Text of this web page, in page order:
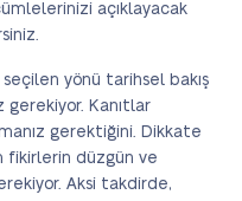
açıklayacak
seçilen yönü tarihsel bakış
gerekiyor. Kanıtlar
gerektiğini. Dikkate
fikirlerin düzgün ve
Aksi takdirde,